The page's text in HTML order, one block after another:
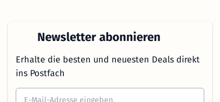
Newsletter abonnieren
Erhalte die besten und neuesten Deals direkt
ins Postfach